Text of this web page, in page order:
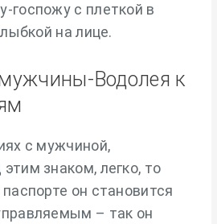
госпожу с плеткой в
на лице.
Водолея к
с мужчиной,
знаком, легко, то
он становится
– так он